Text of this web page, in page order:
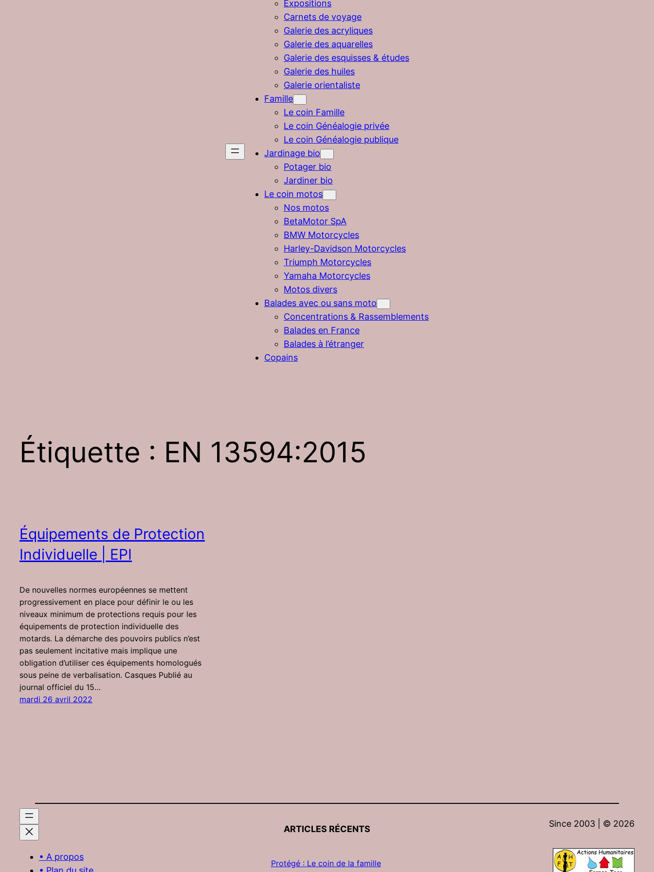
Expositions
Carnets de voyage
Galerie des acryliques
Galerie des aquarelles
Galerie des esquisses & études
Galerie des huiles
Galerie orientaliste
Famille
Le coin Famille
Le coin Généalogie privée
Le coin Généalogie publique
Jardinage bio
Potager bio
Jardiner bio
Le coin motos
Nos motos
BetaMotor SpA
BMW Motorcycles
Harley-Davidson Motorcycles
Triumph Motorcycles
Yamaha Motorcycles
Motos divers
Balades avec ou sans moto
Concentrations & Rassemblements
Balades en France
Balades à l’étranger
Copains
Étiquette : EN 13594:2015
Équipements de Protection
Individuelle | EPI
De nouvelles normes européennes se mettent
progressivement en place pour définir le ou les
niveaux minimum de protections requis pour les
équipements de protection individuelle des
motards. La démarche des pouvoirs publics n’est
pas seulement incitative mais implique une
obligation d’utiliser ces équipements homologués
sous peine de verbalisation. Casques Publié au
journal officiel du 15…
mardi 26 avril 2022
• A propos
ARTICLES RÉCENTS
Protégé : Le coin de la famille
Since 2003 | © 2026